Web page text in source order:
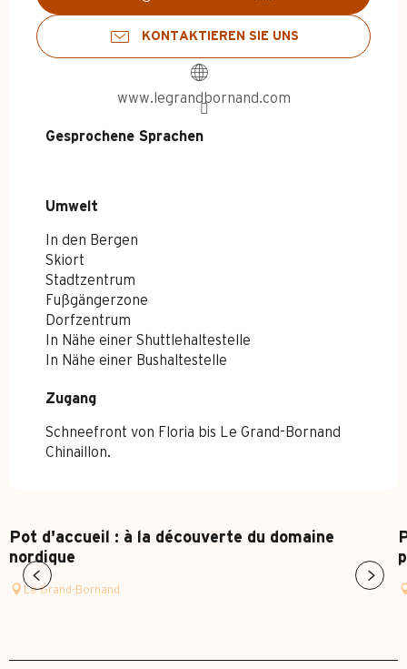
KONTAKTIEREN SIE UNS
www.legrandbornand.com
Gesprochene Sprachen
Gesprochene Sprachen
Umwelt
Umwelt
In den Bergen
Skiort
Stadtzentrum
Fußgängerzone
Dorfzentrum
In Nähe einer Shuttlehaltestelle
In Nähe einer Bushaltestelle
Zugang
Zugang
Schneefront von Floria bis Le Grand-Bornand
Chinaillon.
Pot d'accueil : à la découverte du domaine
nordique
Le Grand-Bornand